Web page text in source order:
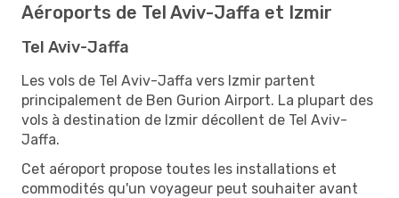
Aéroports de Tel Aviv-Jaffa et Izmir
Tel Aviv-Jaffa
Les vols de Tel Aviv-Jaffa vers Izmir partent
principalement de Ben Gurion Airport. La plupart des
vols à destination de Izmir décollent de Tel Aviv-
Jaffa.
Cet aéroport propose toutes les installations et
commodités qu'un voyageur peut souhaiter avant